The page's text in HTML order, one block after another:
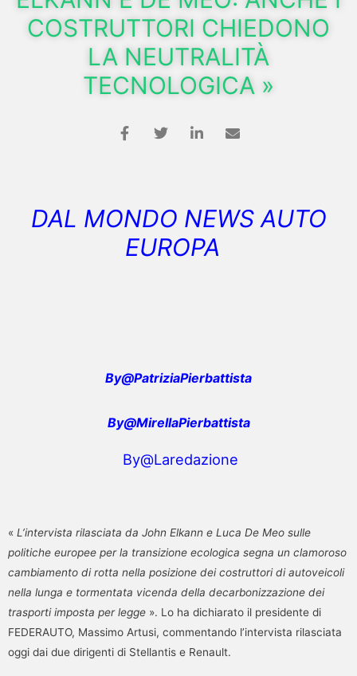
COSTRUTTORI CHIEDONO
LA NEUTRALITÀ
TECNOLOGICA »
DAL MONDO NEWS AUTO
EUROPA
By@PatriziaPierbattista
By@MirellaPierbattista
By@Laredazione
« L’intervista rilasciata da John Elkann e Luca De Meo sulle
politiche europee per la transizione ecologica segna un clamoroso
cambiamento di rotta nella posizione dei costruttori di autoveicoli
nella lunga e tormentata vicenda della decarbonizzazione dei
trasporti imposta per legge ». Lo ha dichiarato il presidente di
FEDERAUTO, Massimo Artusi, commentando l’intervista rilasciata
oggi dai due dirigenti di Stellantis e Renault.